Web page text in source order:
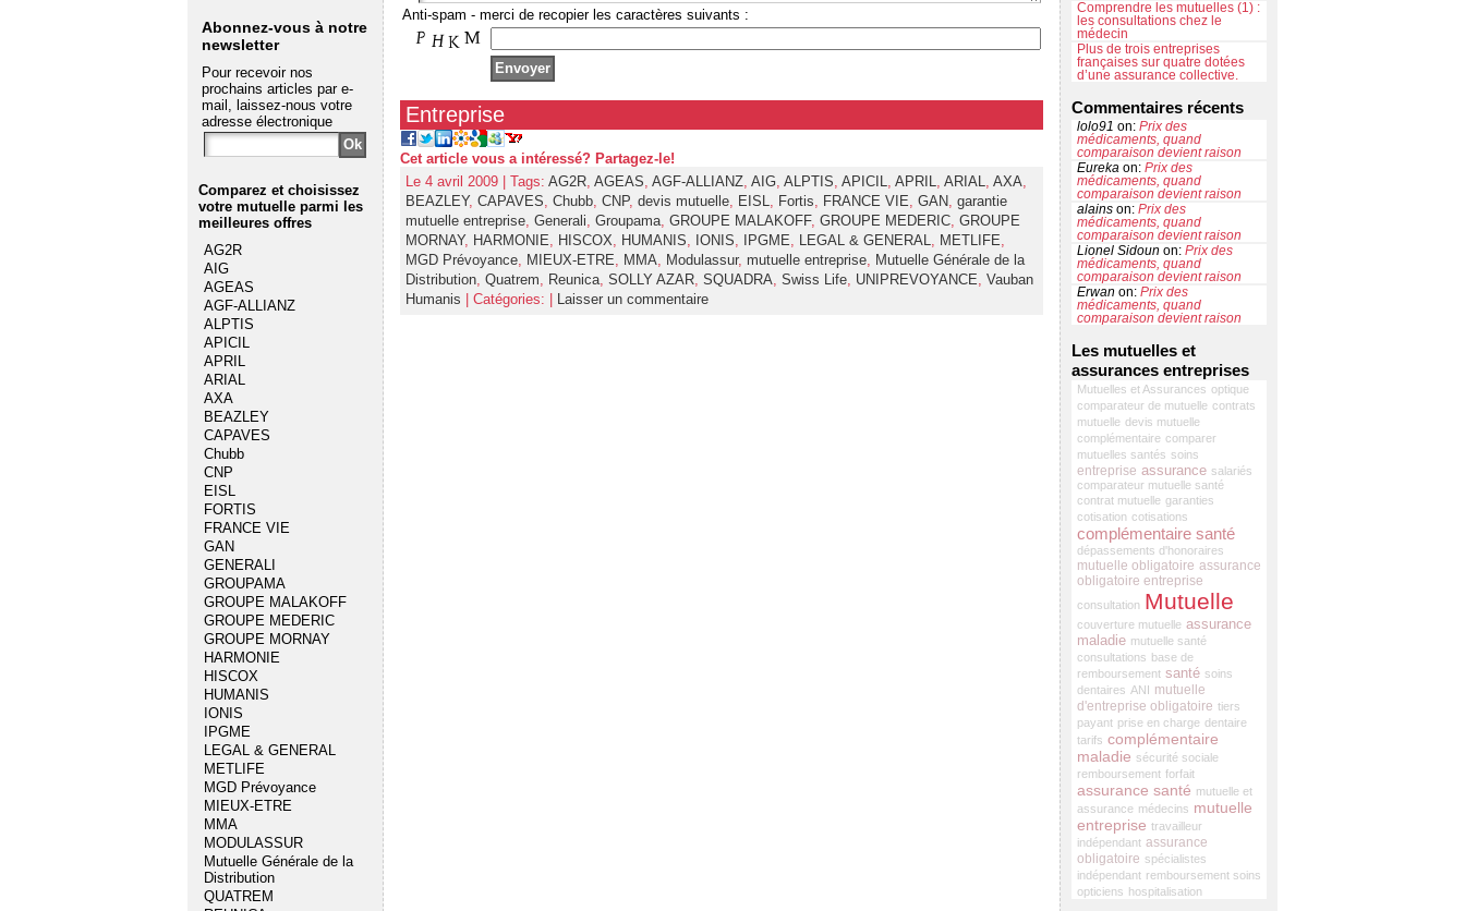
Abonnez-vous à notre
newsletter
Pour recevoir nos
prochains articles par e-
mail, laissez-nous votre
adresse électronique
Comparez et choisissez
votre mutuelle parmi les
meilleures offres
AG2R
AIG
AGEAS
AGF-ALLIANZ
ALPTIS
APICIL
APRIL
ARIAL
AXA
BEAZLEY
CAPAVES
Chubb
CNP
EISL
FORTIS
FRANCE VIE
GAN
GENERALI
GROUPAMA
GROUPE MALAKOFF
GROUPE MEDERIC
GROUPE MORNAY
HARMONIE
HISCOX
HUMANIS
IONIS
IPGME
LEGAL & GENERAL
METLIFE
MGD Prévoyance
MIEUX-ETRE
MMA
MODULASSUR
Mutuelle Générale de la
Distribution
QUATREM
Anti-spam - merci de recopier les caractères suivants :
Entreprise
Cet article vous a intéressé? Partagez-le!
Le 4 avril 2009 | Tags: AG2R, AGEAS, AGF-ALLIANZ, AIG, ALPTIS, APICIL, APRIL, ARIAL, AXA,
BEAZLEY, CAPAVES, Chubb, CNP, devis mutuelle, EISL, Fortis, FRANCE VIE, GAN, garantie
mutuelle entreprise, Generali, Groupama, GROUPE MALAKOFF, GROUPE MEDERIC, GROUPE
MORNAY, HARMONIE, HISCOX, HUMANIS, IONIS, IPGME, LEGAL & GENERAL, METLIFE,
MGD Prévoyance, MIEUX-ETRE, MMA, Modulassur, mutuelle entreprise, Mutuelle Générale de la
Distribution, Quatrem, Reunica, SOLLY AZAR, SQUADRA, Swiss Life, UNIPREVOYANCE, Vauban
Humanis | Catégories: | Laisser un commentaire
Comprendre les mutuelles (1) :
les consultations chez le
médecin
Plus de trois entreprises
françaises sur quatre dotées
d’une assurance collective.
Commentaires récents
lolo91 on: Prix des
médicaments, quand
comparaison devient raison
Eureka on: Prix des
médicaments, quand
comparaison devient raison
alains on: Prix des
médicaments, quand
comparaison devient raison
Lionel Sidoun on: Prix des
médicaments, quand
comparaison devient raison
Erwan on: Prix des
médicaments, quand
comparaison devient raison
Les mutuelles et
assurances entreprises
Mutuelles et Assurances optique
comparateur de mutuelle contrats
mutuelle devis mutuelle
complémentaire comparer
mutuelles santés soins
entreprise assurance salariés
comparateur mutuelle santé
contrat mutuelle garanties
cotisation cotisations
complémentaire santé
dépassements d'honoraires
mutuelle obligatoire assurance
obligatoire entreprise
consultation Mutuelle
couverture mutuelle assurance
maladie mutuelle santé
consultations base de
remboursement santé soins
dentaires ANI mutuelle
d'entreprise obligatoire tiers
payant prise en charge dentaire
tarifs complémentaire
maladie sécurité sociale
remboursement forfait
assurance santé mutuelle et
assurance médecins mutuelle
entreprise travailleur
indépendant assurance
obligatoire spécialistes
indépendant remboursement soins
opticiens hospitalisation